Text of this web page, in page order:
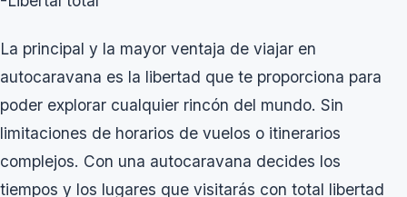
La principal y la mayor ventaja de viajar en
autocaravana es la libertad que te proporciona para
poder explorar cualquier rincón del mundo. Sin
limitaciones de horarios de vuelos o itinerarios
complejos. Con una autocaravana decides los
tiempos y los lugares que visitarás con total libertad